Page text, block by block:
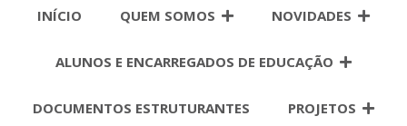
INÍCIO QUEM SOMOS NOVIDADES
ALUNOS E ENCARREGADOS DE EDUCAÇÃO
DOCUMENTOS ESTRUTURANTES PROJETOS